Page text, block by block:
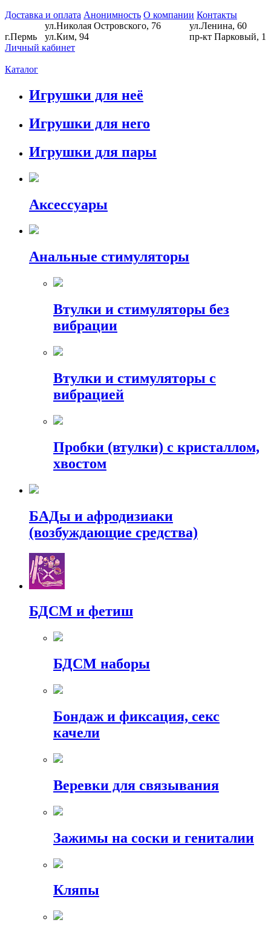
Доставка и оплата Анонимность О компании Контакты
г.Пермь
ул.Николая Островского, 76
ул.Ким, 94
ул.Ленина, 60
пр-кт Парковый, 1
Личный кабинет
Каталог
Игрушки для неё
Игрушки для него
Игрушки для пары
Аксессуары
Анальные стимуляторы
Втулки и стимуляторы без
вибрации
Втулки и стимуляторы с
вибрацией
Пробки (втулки) с кристаллом,
хвостом
БАДы и афродизиаки
(возбуждающие средства)
БДСМ и фетиш
БДСМ наборы
Бондаж и фиксация, секс
качели
Веревки для связывания
Зажимы на соски и гениталии
Кляпы